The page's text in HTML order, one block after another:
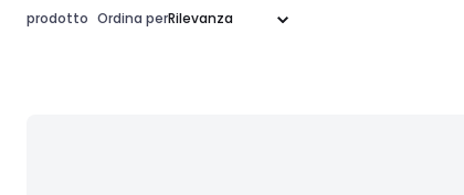
prodotto Ordina per